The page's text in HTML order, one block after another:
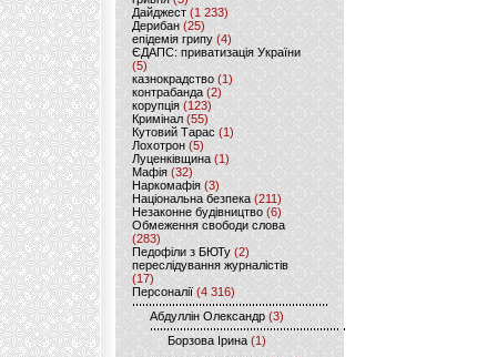
Дайджест (1 233)
Дерибан (25)
епідемія грипу (4)
ЄДАПС: приватизація України
(5)
казнокрадство (1)
контрабанда (2)
корупція (123)
Кримінал (55)
Кутовий Тарас (1)
Лохотрон(5)
Луценківщина (1)
Мафія (32)
Наркомафія (3)
Національна безпека (211)
Незаконне будівництво(6)
Обмеження свободи слова
(283)
Педофіли з БЮТу (2)
переслідування журналістів
(17)
Персоналії (4 316)
Абдуллін Олександр (3)
Борзова Ірина(1)